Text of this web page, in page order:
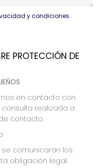
y condiciones.
PROTECCIÓN DE
en contacto con
realizada a
contacto.
comunicarán los
obligación legal.